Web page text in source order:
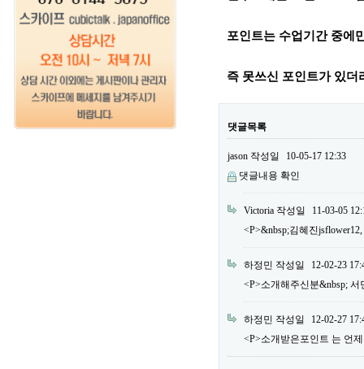
포인트는 수업기간 중에
즉 못쓰신 포인트가 있더
댓글목록
jason 작성일
10-05-17 12:33
댓글내용 확인
Victoria 작성일
11-03-05
<P>&nbsp;김혜진
하정민 작성일
12-02-23
<P>소개해주신분&nbsp; 서
하정민 작성일
12-02-27
<P>소개받은포인트 는 언